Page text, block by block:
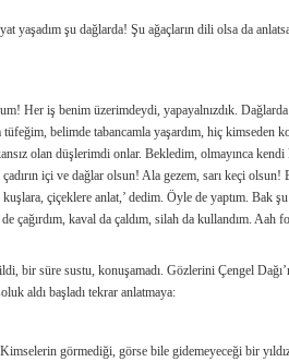
yaşadım şu dağlarda! Şu ağaçların dili olsa da
Her iş benim üzerimdeydi, yapayalnızdık.
belimde tabancamla yaşardım, hiç kimseden
olan düşlerimdi onlar. Bekledim, olmayınca kendi
içi ve dağlar olsun! Ala gezem, sarı keçi olsun!
çiçeklere anlat,’ dedim. Öyle de yaptım. Bak
kaval da çaldım, silah da kullandım. Aah
bir süre sustu, konuşamadı. Gözlerini Çengel
aldı başladı tekrar anlatmaya:
görmediği, görse bile gidemeyeceği bir